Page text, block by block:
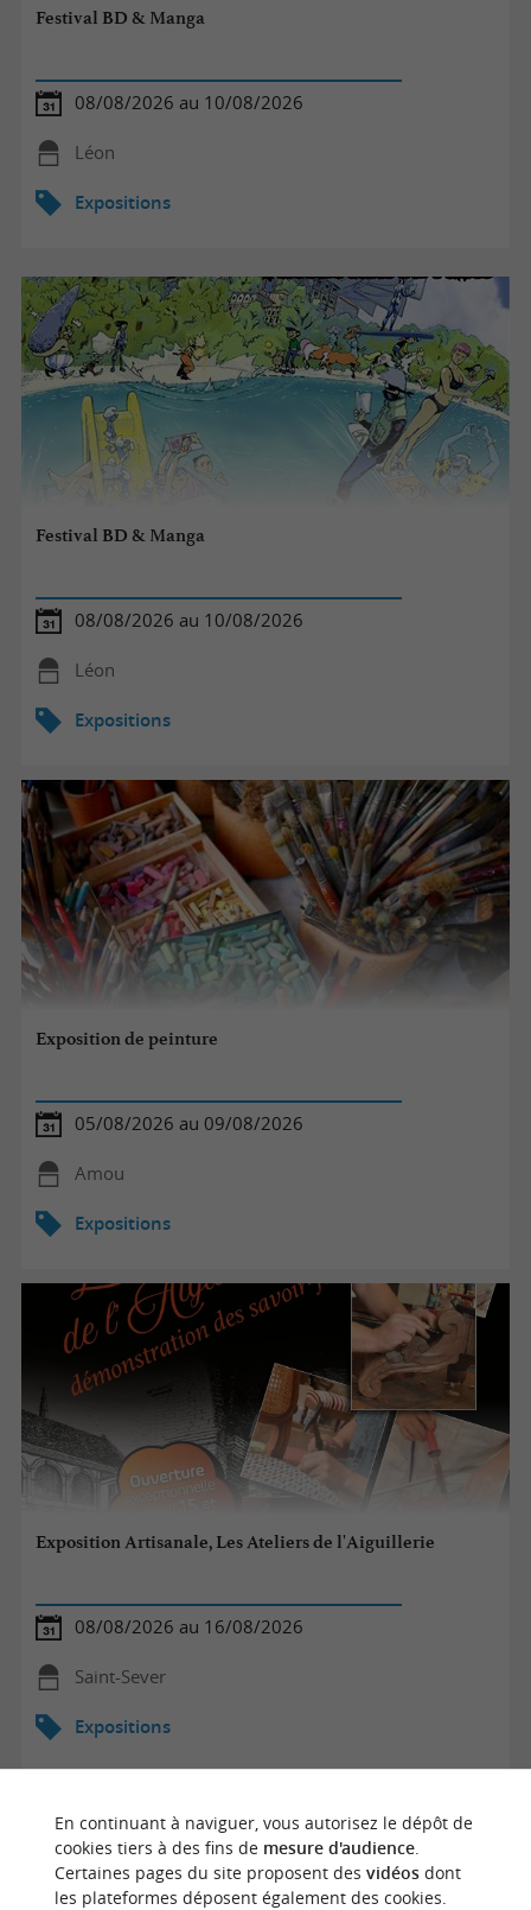
Festival BD & Manga
08/08/2026 au 10/08/2026
Léon
Expositions
Festival BD & Manga
08/08/2026 au 10/08/2026
Léon
Expositions
Exposition de peinture
05/08/2026 au 09/08/2026
Amou
Expositions
Exposition Artisanale, Les Ateliers de l'Aiguillerie
08/08/2026 au 16/08/2026
Saint-Sever
Expositions
En continuant à naviguer, vous autorisez le dépôt de
cookies tiers à des fins de mesure d'audience.
Certaines pages du site proposent des vidéosdont
les plateformes déposent également des cookies.